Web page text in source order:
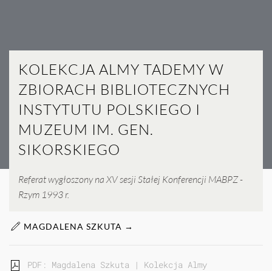
KOLEKCJA ALMY TADEMY W
ZBIORACH BIBLIOTECZNYCH
INSTYTUTU POLSKIEGO I
MUZEUM IM. GEN.
SIKORSKIEGO
Referat wygłoszony na XV sesji Stałej Konferencji MABPZ -
Rzym 1993 r.
MAGDALENA SZKUTA →
PDF: Magdalena Szkuta | Kolekcja Almy Tademy